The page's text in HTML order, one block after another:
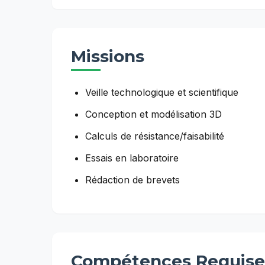
Missions
Veille technologique et scientifique
Conception et modélisation 3D
Calculs de résistance/faisabilité
Essais en laboratoire
Rédaction de brevets
Compétences